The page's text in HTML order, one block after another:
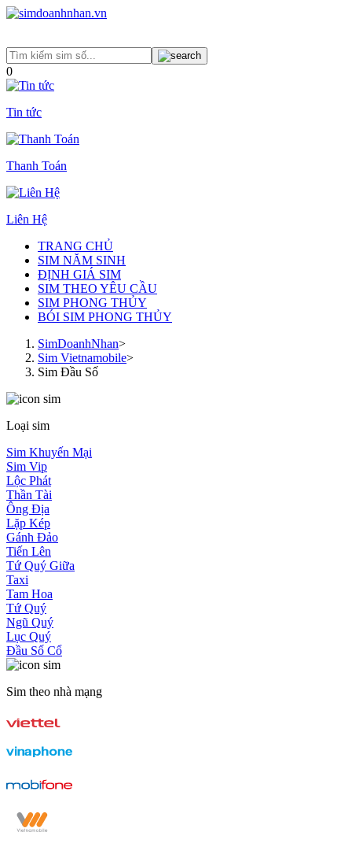
0
Tin tức
Thanh Toán
Liên Hệ
TRANG CHỦ
SIM NĂM SINH
ĐỊNH GIÁ SIM
SIM THEO YÊU CẦU
SIM PHONG THỦY
BÓI SIM PHONG THỦY
SimDoanhNhan>
Sim Vietnamobile>
Sim Đầu Số
Loại sim
Sim Khuyến Mại
Sim Vip
Lộc Phát
Thần Tài
Ông Địa
Lặp Kép
Gánh Đảo
Tiến Lên
Tứ Quý Giữa
Taxi
Tam Hoa
Tứ Quý
Ngũ Quý
Lục Quý
Đầu Số Cổ
Sim theo nhà mạng